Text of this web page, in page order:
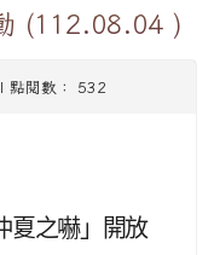
(112.08.04 )
點閱數： 532
夏之嚇」開放